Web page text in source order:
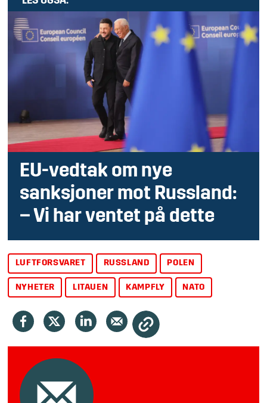
EU-vedtak om nye
sanksjoner mot Russland:
– Vi har ventet på dette
LUFTFORSVARET RUSSLAND POLEN
NYHETER LITAUEN KAMPFLY NATO